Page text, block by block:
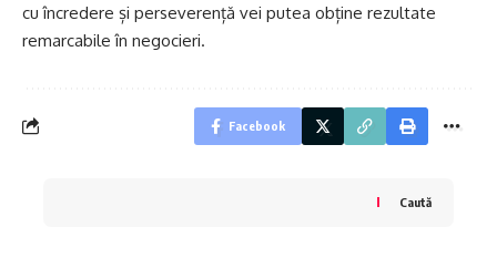
cu încredere și perseverență vei putea obține rezultate
remarcabile în negocieri.
Facebook
Caută